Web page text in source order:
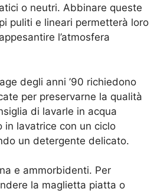
o neutri. Abbinare queste
puliti e lineari permetterà loro
l’atmosfera
degli anni ’90 richiedono
per preservarne la qualità
di lavarle in acqua
in lavatrice con un ciclo
un detergente delicato.
e ammorbidenti. Per
la maglietta piatta o